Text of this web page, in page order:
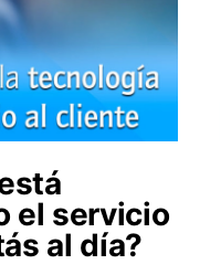
el servicio
al día?